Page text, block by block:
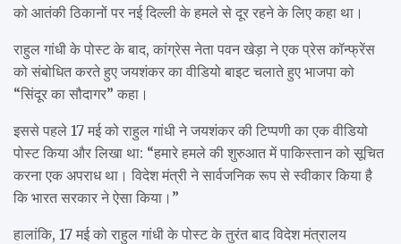
को आतंकी ठिकानों पर नई दिल्ली के हमले से दूर रहने के लिए कहा था।
राहुल गांधी के पोस्ट के बाद, कांग्रेस नेता पवन खेड़ा ने एक प्रेस कॉन्फ्रेंस
को संबोधित करते हुए जयशंकर का वीडियो बाइट चलाते हुए भाजपा को
“सिंदूर का सौदागर” कहा।
इससे पहले 17 मई को राहुल गांधी ने जयशंकर की टिप्पणी का एक वीडियो
पोस्ट किया और लिखा था: “हमारे हमले की शुरुआत में पाकिस्तान को सूचित
करना एक अपराध था। विदेश मंत्री ने सार्वजनिक रूप से स्वीकार किया है
कि भारत सरकार ने ऐसा किया।”
हालांकि, 17 मई को राहुल गांधी के पोस्ट के तुरंत बाद विदेश मंत्रालय